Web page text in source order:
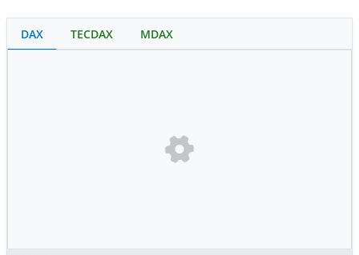
DAX TECDAX MDAX